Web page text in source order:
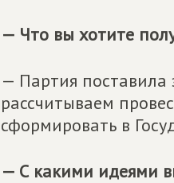
— Что вы хотите
— Партия поставила
рассчитываем
сформировать в
— С какими идеями